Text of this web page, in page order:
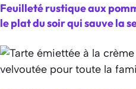
Feuilleté rustique aux
le plat du soir qui sauve la